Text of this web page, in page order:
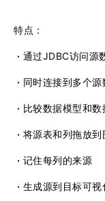
特点：
· 通过JDBC访问源
· 同时连接到多个源
· 比较数据模型和
· 将源表和列拖放到
· 记住每列的来源
· 生成源到目标可视